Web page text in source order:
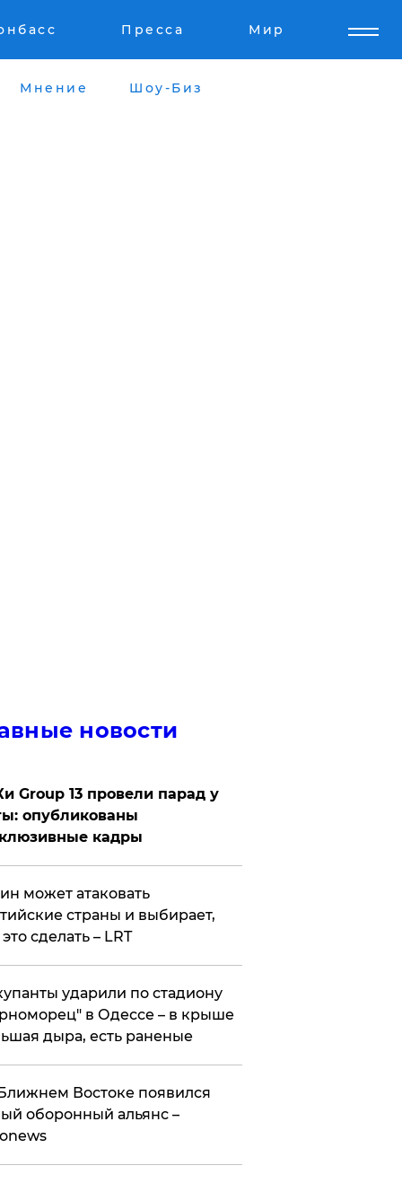
Пресса Мир
Мнение Шоу-Биз
новости
Group 13 провели парад у
опубликованы
кадры
может атаковать
страны и выбирает,
сделать – LRT
ударили по стадиону
в Одессе – в крыше
дыра, есть раненые
Востоке появился
оборонный альянс –